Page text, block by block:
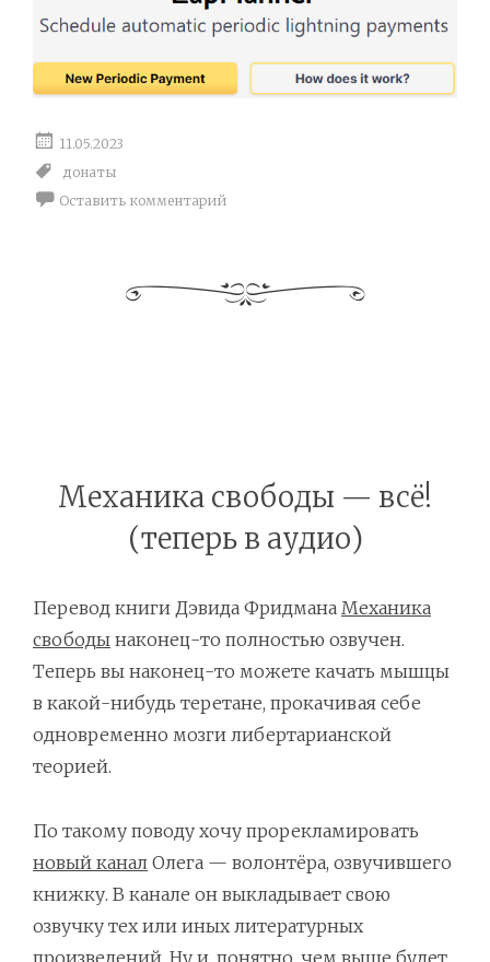
11.05.2023
донаты
Оставить комментарий
Механика свободы — всё!
(теперь в аудио)
Перевод книги Дэвида Фридмана Механика
свободы наконец-то полностью озвучен.
Теперь вы наконец-то можете качать мышцы
в какой-нибудь теретане, прокачивая себе
одновременно мозги либертарианской
теорией.
По такому поводу хочу прорекламировать
новый канал Олега — волонтёра, озвучившего
книжку. В канале он выкладывает свою
озвучку тех или иных литературных